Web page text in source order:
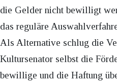
die Gelder nicht bewilligt
das reguläre
Als Alternative schlug die
Kultursenator selbst die
bewillige und die Haftung